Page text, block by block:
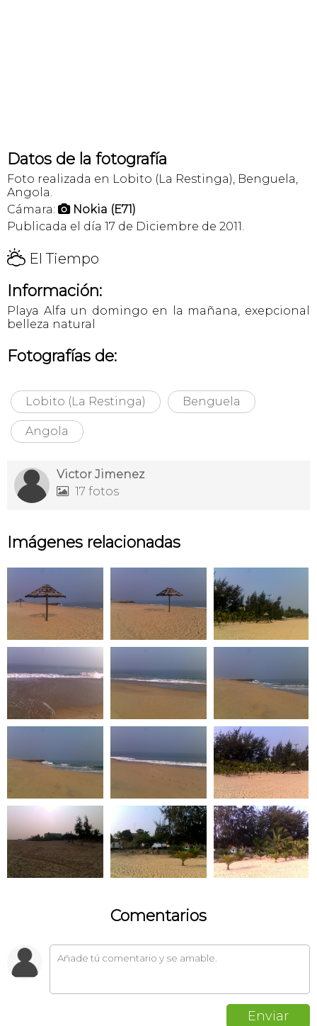
Datos de la fotografía
Foto realizada en Lobito (La Restinga), Benguela,
Angola.
Cámara:  Nokia (E71)
Publicada el día 17 de Diciembre de 2011.
H El Tiempo
Información:
Playa Alfa un domingo en la mañana, exepcional
belleza natural
Fotografías de:
Lobito (La Restinga) Benguela
Angola
Victor Jimenez
 17 fotos
Imágenes relacionadas
Comentarios